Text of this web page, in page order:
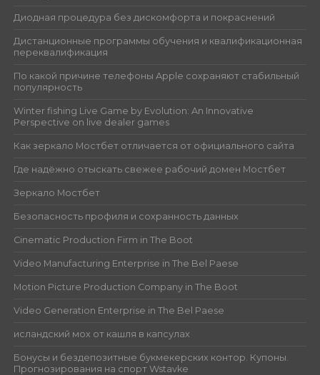
Диодная процедура без дискомфорта и покраснений
Дистанционные программы обучения и квалификационная
переквалификация
По какой причине телефоны Apple сохраняют стабильный
популярность
Winter fishing Live Game by Evolution: An Innovative
Perspective on live dealer games
Как зеркало Мостбет отличается от официального сайта
Где надёжно отыскать свежее рабочий домен Мостбет
Зеркало Мостбет
Безопасность профиля и сохранность данных
Cinematic Production Firm in The Boot
Video Manufacturing Enterprise in The Bel Paese
Motion Picture Production Company in The Boot
Video Generation Enterprise in The Bel Paese
исландский мох от кашля в капсулах
Бонусы и бездепозитные букмекерских контор. Купоны.
Прогнозирования на спорт Wstavke